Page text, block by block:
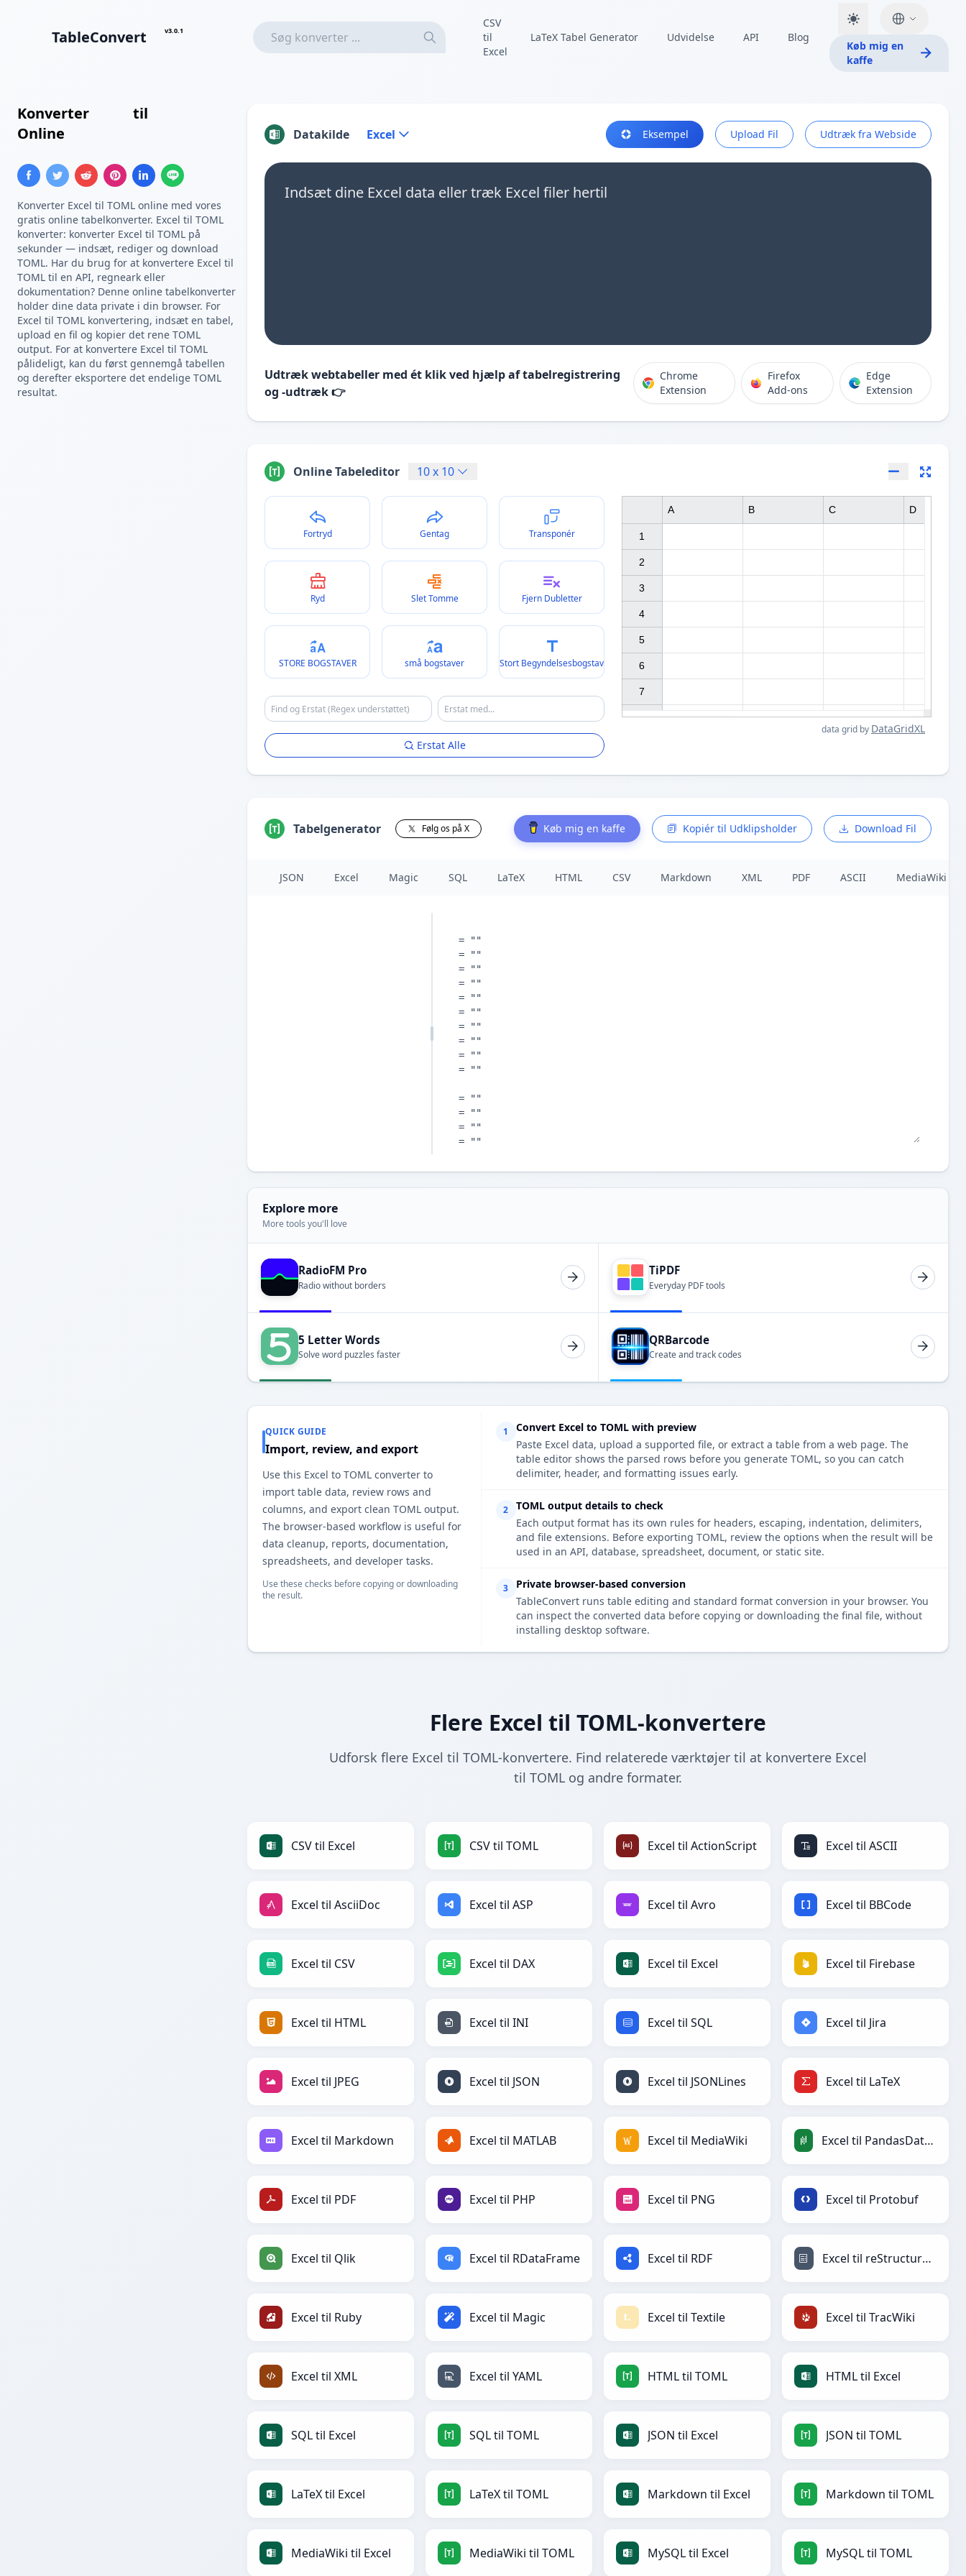
TableConvert v3.0.1
CSV
til
Excel
LaTeX Tabel Generator Udvidelse API Blog
Køb mig en
kaffe
Konverter til
Online
Konverter Excel til TOML online med vores
gratis online tabelkonverter. Excel til TOML
konverter: konverter Excel til TOML på
sekunder — indsæt, rediger og download
TOML. Har du brug for at konvertere Excel til
TOML til en API, regneark eller
dokumentation? Denne online tabelkonverter
holder dine data private i din browser. For
Excel til TOML konvertering, indsæt en tabel,
upload en fil og kopier det rene TOML
output. For at konvertere Excel til TOML
pålideligt, kan du først gennemgå tabellen
og derefter eksportere det endelige TOML
resultat.
Datakilde Excel Eksempel Upload Fil Udtræk fra Webside
Indsæt dine Excel data eller træk Excel filer hertil
Udtræk webtabeller med ét klik ved hjælp af tabelregistrering
og -udtræk 👉
Chrome
Extension
Firefox
Add-ons
Edge
Extension
Online Tabeleditor 10x 10
Fortryd Gentag Transponér
Ryd Slet Tomme Fjern Dubletter
STORE BOGSTAVER små bogstaver Stort Begyndelsesbogstav
Erstat Alle
1
2
3
4
5
6
7
A B C D
data grid by DataGridXL
Tabelgenerator Følg os på X Køb mig en kaffe Kopiér til Udklipsholder Download Fil
JSON Excel Magic SQL LaTeX HTML CSV Markdown XML PDF ASCII MediaWiki
Explore more
More tools you'll love
RadioFM Pro
Radio without borders
TiPDF
Everyday PDF tools
5 Letter Words
Solve word puzzles faster
QRBarcode
Create and track codes
QUICK GUIDE
Import, review, and export
Use this Excel to TOML converter to
import table data, review rows and
columns, and export clean TOML output.
The browser-based workflow is useful for
data cleanup, reports, documentation,
spreadsheets, and developer tasks.
Use these checks before copying or downloading
the result.
1
Convert Excel to TOML with preview
Paste Excel data, upload a supported file, or extract a table from a web page. The
table editor shows the parsed rows before you generate TOML, so you can catch
delimiter, header, and formatting issues early.
2
TOML output details to check
Each output format has its own rules for headers, escaping, indentation, delimiters,
and file extensions. Before exporting TOML, review the options when the result will be
used in an API, database, spreadsheet, document, or static site.
3
Private browser-based conversion
TableConvert runs table editing and standard format conversion in your browser. You
can inspect the converted data before copying or downloading the final file, without
installing desktop software.
Flere Excel til TOML-konvertere
Udforsk flere Excel til TOML-konvertere. Find relaterede værktøjer til at konvertere Excel
til TOML og andre formater.
CSV til Excel CSV til TOML Excel til ActionScript Excel til ASCII
Excel til AsciiDoc Excel til ASP Excel til Avro Excel til BBCode
Excel til CSV Excel til DAX Excel til Excel Excel til Firebase
Excel til HTML Excel til INI Excel til SQL Excel til Jira
Excel til JPEG Excel til JSON Excel til JSONLines Excel til LaTeX
Excel til Markdown Excel til MATLAB Excel til MediaWiki Excel til PandasDataFrame
Excel til PDF Excel til PHP Excel til PNG Excel til Protobuf
Excel til Qlik Excel til RDataFrame Excel til RDF Excel til reStructuredText
Excel til Ruby Excel til Magic Excel til Textile Excel til TracWiki
Excel til XML Excel til YAML HTML til TOML HTML til Excel
SQL til Excel SQL til TOML JSON til Excel JSON til TOML
LaTeX til Excel LaTeX til TOML Markdown til Excel Markdown til TOML
MediaWiki til Excel MediaWiki til TOML MySQL til Excel MySQL til TOML